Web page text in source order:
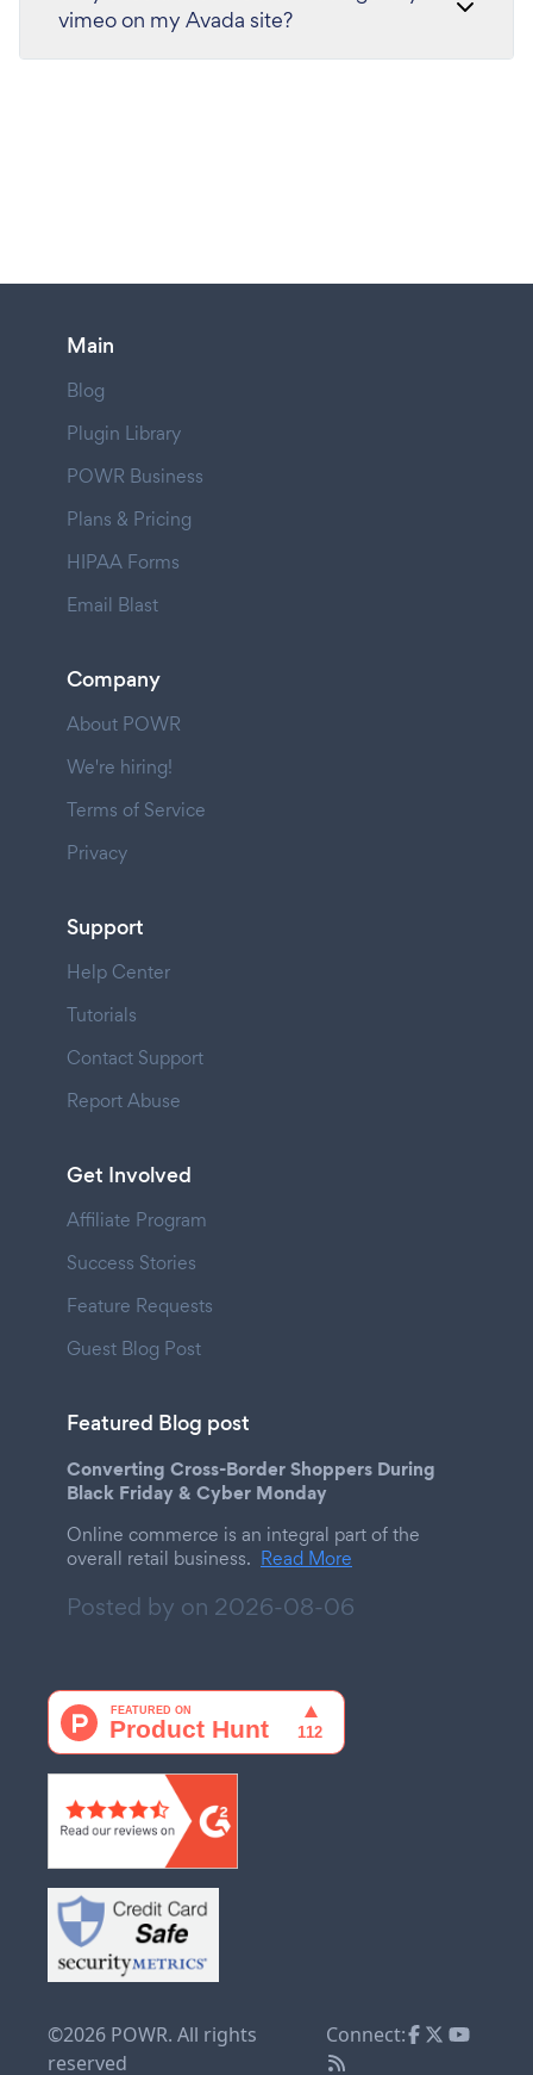
vimeo on my Avada site?
Main
Blog
Plugin Library
POWR Business
Plans & Pricing
HIPAA Forms
Email Blast
Company
About POWR
We're hiring!
Terms of Service
Privacy
Support
Help Center
Tutorials
Contact Support
Report Abuse
Get Involved
Affiliate Program
Success Stories
Feature Requests
Guest Blog Post
Featured Blog post
Converting Cross-Border Shoppers During
Black Friday & Cyber Monday
Online commerce is an integral part of the
overall retail business. Read More
Posted by on 2026-08-06
©2026 POWR. All rights
reserved
Connect: